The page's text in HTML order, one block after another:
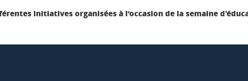
initiatives organisées à l’occasion de la semaine